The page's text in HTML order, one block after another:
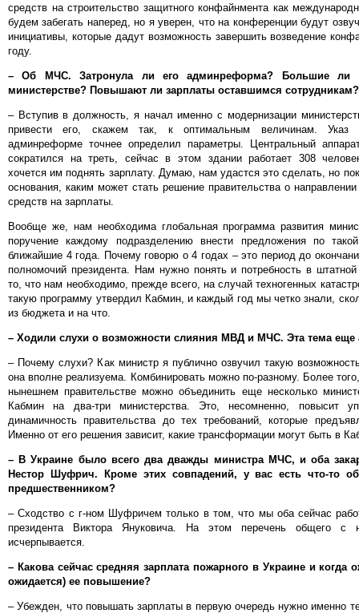
средств на строительство защитного конфайнмента как
будем забегать наперед, но я уверен, что на конференции будут
инициативы, которые дадут возможность завершить возведение
году.
– Об МЧС. Затронула ли его админреформа? Большие ли
министерстве? Повышают ли зарплаты оставшимся сотрудникам?
– Вступив в должность, я начал именно с модернизации
привести его, скажем так, к оптимальным величинам. Указ
админреформе точнее определил параметры. Центральный
сократился на треть, сейчас в этом здании работает 308
хочется им поднять зарплату. Думаю, нам удастся это сделать, но
основания, каким может стать решение правительства о
средств на зарплаты.
Вообще же, нам необходима глобальная программа развития
поручение каждому подразделению внести предложения по
ближайшие 4 года. Почему говорю о 4 годах – это период до
полномочий президента. Нам нужно понять и потребность в
то, что нам необходимо, прежде всего, на случай техногенных
такую программу утвердил Кабмин, и каждый год мы четко знали,
из бюджета и на что.
– Ходили слухи о возможности слияния МВД и МЧС. Эта тема еще
– Почему слухи? Как министр я публично озвучил такую
она вполне реализуема. Комбинировать можно по-разному. Более
нынешнем правительстве можно объединить еще несколько
Кабмин на два-три министерства. Это, несомненно, повысит
динамичность правительства до тех требований, которые
Именно от его решения зависит, какие трансформации могут быть в
– В Украине было всего два дважды министра МЧС, и оба
Нестор Шуфрич. Кроме этих совпадений, у вас есть что-то
предшественником?
– Сходство с г-ном Шуфричем только в том, что мы оба сейчас
президента Виктора Януковича. На этом перечень общего с
исчерпывается.
– Какова сейчас средняя зарплата пожарного в Украине и когда
ожидается) ее повышение?
– Убежден, что повышать зарплаты в первую очередь нужно именно